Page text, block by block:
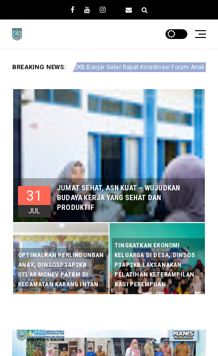
BREAKING NEWS:
Banjar Gelar Rapat Koordinasi Forum Anak Daerah Cetak Pemimpin
JUMAT SEHAT, ASN KUAT – WUJUDKAN
BUDAYA KERJA YANG SEHAT DAN
PRODUKTIF
31
JUL
OPTIMALKAN PERLINDUNGAN
ANAK, DINSOSP3AP2KB
GELAR MONEV PATBM DI
KECAMATAN KARANG INTAN
TINGKATKAN EKONOMI
KELUARGA DI DESA, DINSOS
P3AP2KB LAKSANAKAN
PELATIHAN KETERAMPILAN
BAGI PEREMPUAN